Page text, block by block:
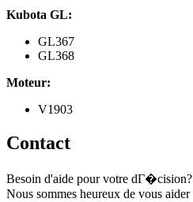
Kubota GL:
GL367
GL368
Moteur:
V1903
Contact
Besoin d'aide pour votre dГ�cision?
Nous sommes heureux de vous aider